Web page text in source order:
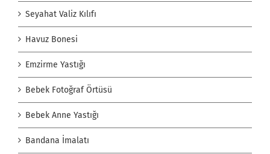
Seyahat Valiz Kılıfı
Havuz Bonesi
Emzirme Yastığı
Bebek Fotoğraf Örtüsü
Bebek Anne Yastığı
Bandana İmalatı